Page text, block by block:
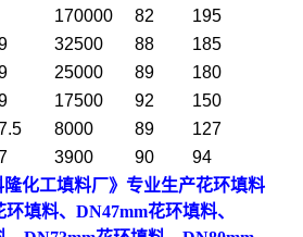
170000 82
195
32500 88
185
25000 89
180
17500 92
150
8000 89
127
3900 90
94
化工填料厂》专业生产花环填料
环填料、DN47mm花环填料、